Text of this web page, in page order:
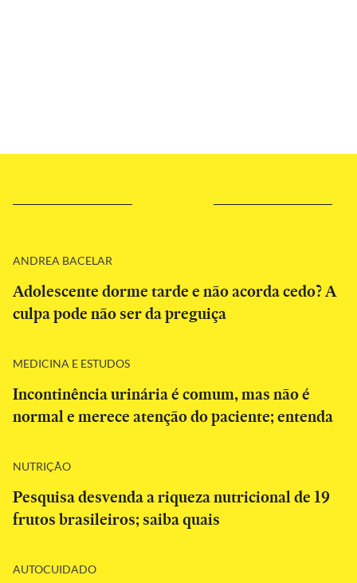
ANDREA BACELAR
Adolescente dorme tarde e não acorda cedo? A
culpa pode não ser da preguiça
MEDICINA E ESTUDOS
Incontinência urinária é comum, mas não é
normal e merece atenção do paciente; entenda
NUTRIÇÃO
Pesquisa desvenda a riqueza nutricional de 19
frutos brasileiros; saiba quais
AUTOCUIDADO